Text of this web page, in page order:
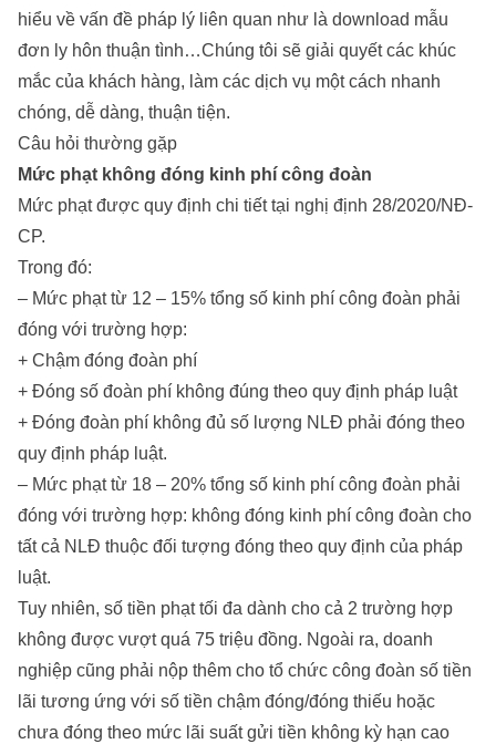
hiểu về vấn đề pháp lý liên quan như là download mẫu
đơn ly hôn thuận tình…Chúng tôi sẽ giải quyết các khúc
mắc của khách hàng, làm các dịch vụ một cách nhanh
chóng, dễ dàng, thuận tiện.
Câu hỏi thường gặp
Mức phạt không đóng kinh phí công đoàn
Mức phạt được quy định chi tiết tại nghị định 28/2020/NĐ-
CP.
Trong đó:
– Mức phạt từ 12 – 15% tổng số kinh phí công đoàn phải
đóng với trường hợp:
+ Chậm đóng đoàn phí
+ Đóng số đoàn phí không đúng theo quy định pháp luật
+ Đóng đoàn phí không đủ số lượng NLĐ phải đóng theo
quy định pháp luật.
– Mức phạt từ 18 – 20% tổng số kinh phí công đoàn phải
đóng với trường hợp: không đóng kinh phí công đoàn cho
tất cả NLĐ thuộc đối tượng đóng theo quy định của pháp
luật.
Tuy nhiên, số tiền phạt tối đa dành cho cả 2 trường hợp
không được vượt quá 75 triệu đồng. Ngoài ra, doanh
nghiệp cũng phải nộp thêm cho tổ chức công đoàn số tiền
lãi tương ứng với số tiền chậm đóng/đóng thiếu hoặc
chưa đóng theo mức lãi suất gửi tiền không kỳ hạn cao